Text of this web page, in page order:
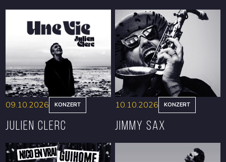
09.10.2026 KONZERT
Julien Clerc
10.10.2026 KONZERT
Jimmy Sax